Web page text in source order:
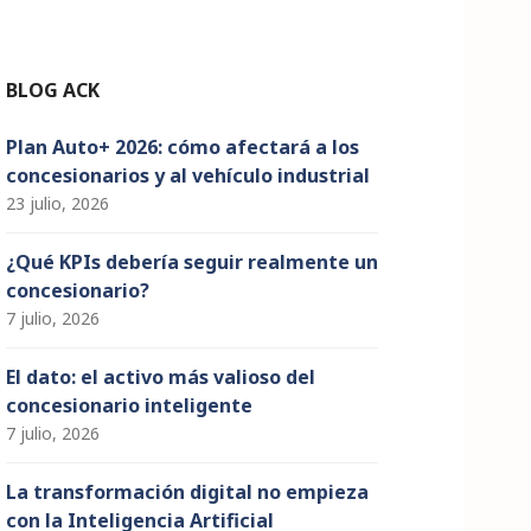
BLOG ACK
Plan Auto+ 2026: cómo afectará a los
concesionarios y al vehículo industrial
23 julio, 2026
¿Qué KPIs debería seguir realmente un
concesionario?
7 julio, 2026
El dato: el activo más valioso del
concesionario inteligente
7 julio, 2026
La transformación digital no empieza
con la Inteligencia Artificial